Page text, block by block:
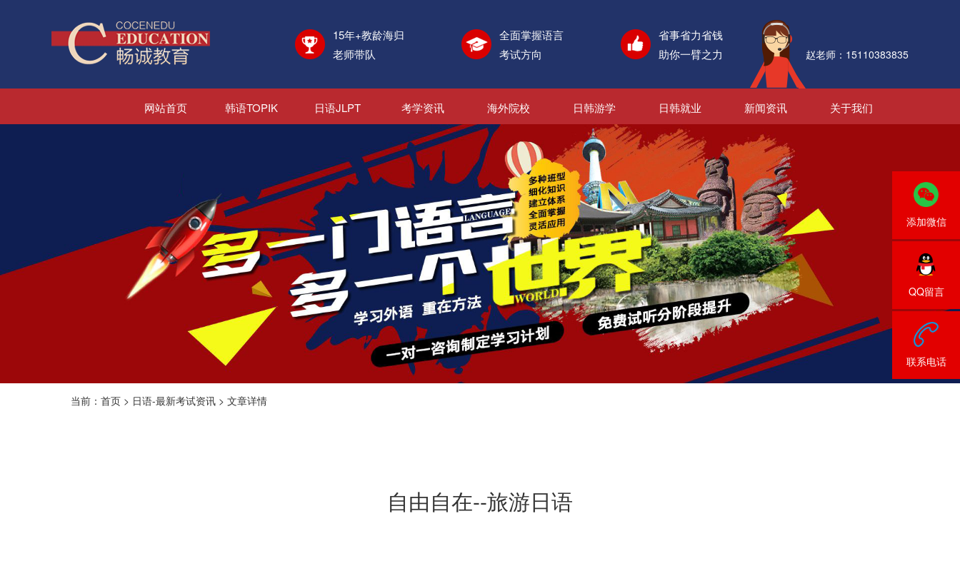
15年+教龄海归
老师带队
全面掌握语言
考试方向
省事省力省钱
助你一臂之力
赵老师：15110383835
网站首页 韩语TOPIK 日语JLPT 考学资讯 海外院校 日韩游学 日韩就业 新闻资讯 关于我们
当前：首页 > 日语-最新考试资讯 > 文章详情
自由自在--旅游日语
添加微信
QQ留言
联系电话